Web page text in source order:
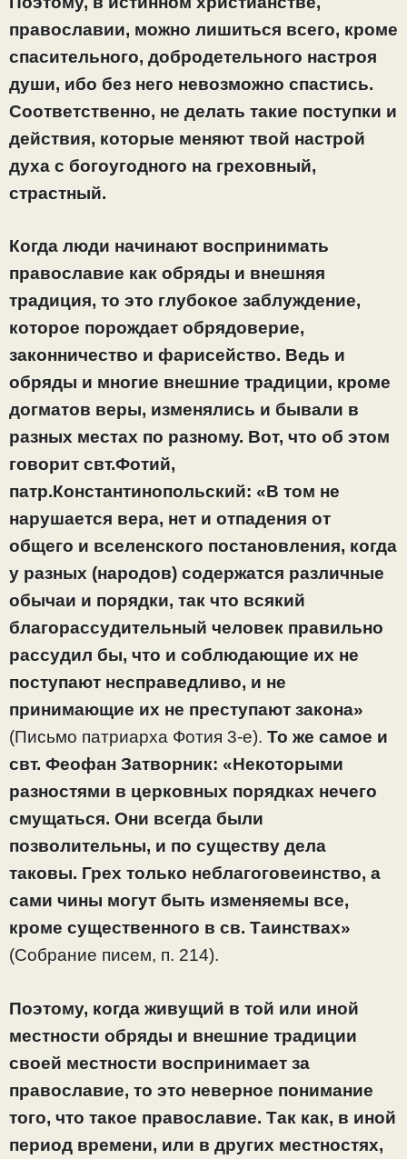
православии, можно лишиться всего, кроме
спасительного, добродетельного настроя
души, ибо без него невозможно спастись.
Соответственно, не делать такие поступки и
действия, которые меняют твой настрой
духа с богоугодного на греховный,
страстный.
Когда люди начинают воспринимать
православие как обряды и внешняя
традиция, то это глубокое заблуждение,
которое порождает обрядоверие,
законничество и фарисейство. Ведь и
обряды и многие внешние традиции, кроме
догматов веры, изменялись и бывали в
разных местах по разному. Вот, что об этом
говорит свт.Фотий,
патр.Константинопольский: «В том не
нарушается вера, нет и отпадения от
общего и вселенского постановления, когда
у разных (народов) содержатся различные
обычаи и порядки, так что всякий
благорассудительный человек правильно
рассудил бы, что и соблюдающие их не
поступают несправедливо, и не
принимающие их не преступают закона»
(Письмо патриарха Фотия 3-е). То же самое и
свт. Феофан Затворник: «Некоторыми
разностями в церковных порядках нечего
смущаться. Они всегда были
позволительны, и по существу дела
таковы. Грех только неблагоговеинство, а
сами чины могут быть изменяемы все,
кроме существенного в св. Таинствах»
(Собрание писем, п. 214).
Поэтому, когда живущий в той или иной
местности обряды и внешние традиции
своей местности воспринимает за
православие, то это неверное понимание
того, что такое православие. Так как, в иной
период времени, или в других местностях,